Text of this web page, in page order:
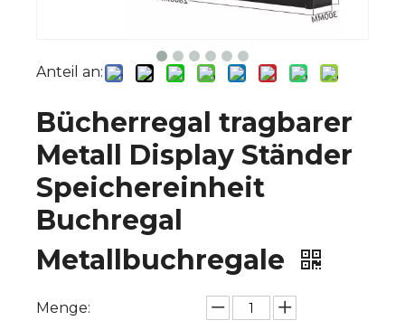
Anteil an:
Bücherregal tragbarer
Metall Display Ständer
Speichereinheit
Buchregal
Metallbuchregale
Menge: